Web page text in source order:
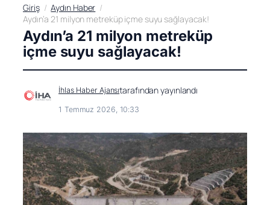
Giriş
Aydın Haber
Aydın’a 21 milyon metreküp içme suyu sağlayacak!
Aydın’a 21 milyon metreküp
içme suyu sağlayacak!
İhlas Haber Ajansıtarafından yayınlandı
1 Temmuz 2026, 10:33